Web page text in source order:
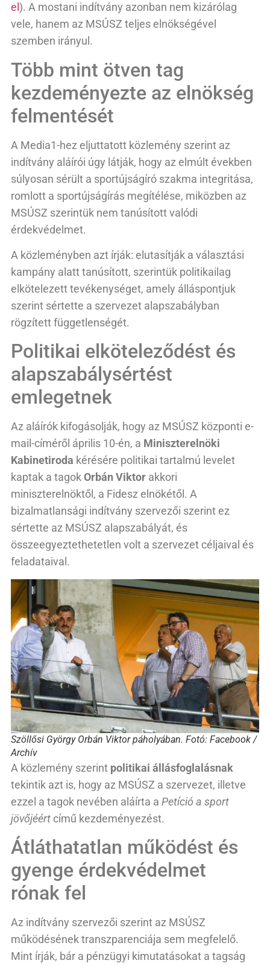
el ). A mostani indítvány azonban nem kizárólag
vele, hanem az MSÚSZ teljes elnökségével
szemben irányul.
Több mint ötven tag
kezdeményezte az elnökség
felmentését
A Media1-hez eljuttatott közlemény szerint az
indítvány aláírói úgy látják, hogy az elmúlt években
súlyosan sérült a sportújságíró szakma integritása,
romlott a sportújságírás megítélése, miközben az
MSÚSZ szerintük nem tanúsított valódi
érdekvédelmet.
A közleményben azt írják: elutasítják a választási
kampány alatt tanúsított, szerintük politikailag
elkötelezett tevékenységet, amely álláspontjuk
szerint sértette a szervezet alapszabályban
rögzített függetlenségét.
Politikai elköteleződést és
alapszabálysértést
emlegetnek
Az aláírók kifogásolják, hogy az MSÚSZ központi e-
mail-címéről április 10-én, a Miniszterelnöki
Kabinetiroda kérésére politikai tartalmú levelet
kaptak a tagokOrbán Viktor akkori
miniszterelnöktől, a Fidesz elnökétől. A
bizalmatlansági indítvány szervezői szerint ez
sértette az MSÚSZ alapszabályát, és
összeegyeztethetetlen volt a szervezet céljaival és
feladataival.
Szöllősi György Orbán Viktor páholyában. Fotó: Facebook /
Archív
A közlemény szerint politikai állásfoglalásnak
tekintik azt is, hogy az MSÚSZ a szervezet, illetve
ezzel a tagok nevében aláírta a Petíció a sport
jövőjéért című kezdeményezést.
Átláthatatlan működést és
gyenge érdekvédelmet
rónak fel
Az indítvány szervezői szerint az MSÚSZ
működésének transzparenciája sem megfelelő.
Mint írják, bár a pénzügyi kimutatásokat a tagság